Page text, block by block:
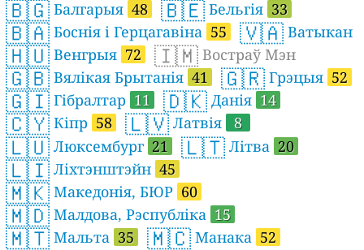
🇧🇬 Балгарыя 48 🇧🇪 Бельгія 33
🇧🇦 Боснія і Герцагавіна 55 🇻🇦 Ватыкан
🇭🇺 Венгрыя 72 🇮🇲 Востраў Мэн
🇬🇧 Вялікая Брытанія 41 🇬🇷 Грэцыя 52
🇬🇮 Гібралтар 11 🇩🇰 Данія 14
🇨🇾 Кіпр 58 🇱🇻 Латвія 8
🇱🇺 Люксембург 21 🇱🇹 Літва 20
🇱🇮 Ліхтэнштэйн 45
🇲🇰 Македонія, БЮР 60
🇲🇩 Малдова, Рэспубліка 15
🇲🇹 Мальта 35 🇲🇨 Манака 52